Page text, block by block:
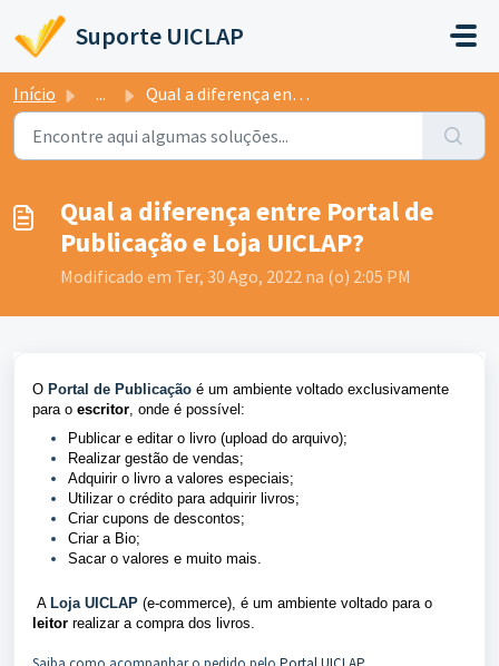
Ir para o conteúdo principal
Suporte UICLAP
Início ... Qual a diferença entre Portal de Publicação e Loja UICLAP?
Qual a diferença entre Portal de
Publicação e Loja UICLAP?
Modificado em Ter, 30 Ago, 2022 na (o) 2:05 PM
O Portal de Publicação é um ambiente voltado exclusivamente
para o escritor, onde é possível:
Publicar e editar o livro (upload do arquivo);
Realizar gestão de vendas;
Adquirir o livro a valores especiais;
Utilizar o crédito para adquirir livros;
Criar cupons de descontos;
Criar a Bio;
Sacar o valores e muito mais.
A Loja UICLAP (e-commerce)
leitor realizar a compra dos livros.